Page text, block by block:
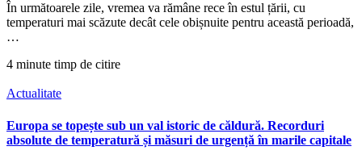
În următoarele zile, vremea va rămâne rece în estul țării, cu
temperaturi mai scăzute decât cele obișnuite pentru această perioadă,
…
4 minute timp de citire
Actualitate
Europa se topește sub un val istoric de căldură. Recorduri
absolute de temperatură și măsuri de urgență în marile capitale